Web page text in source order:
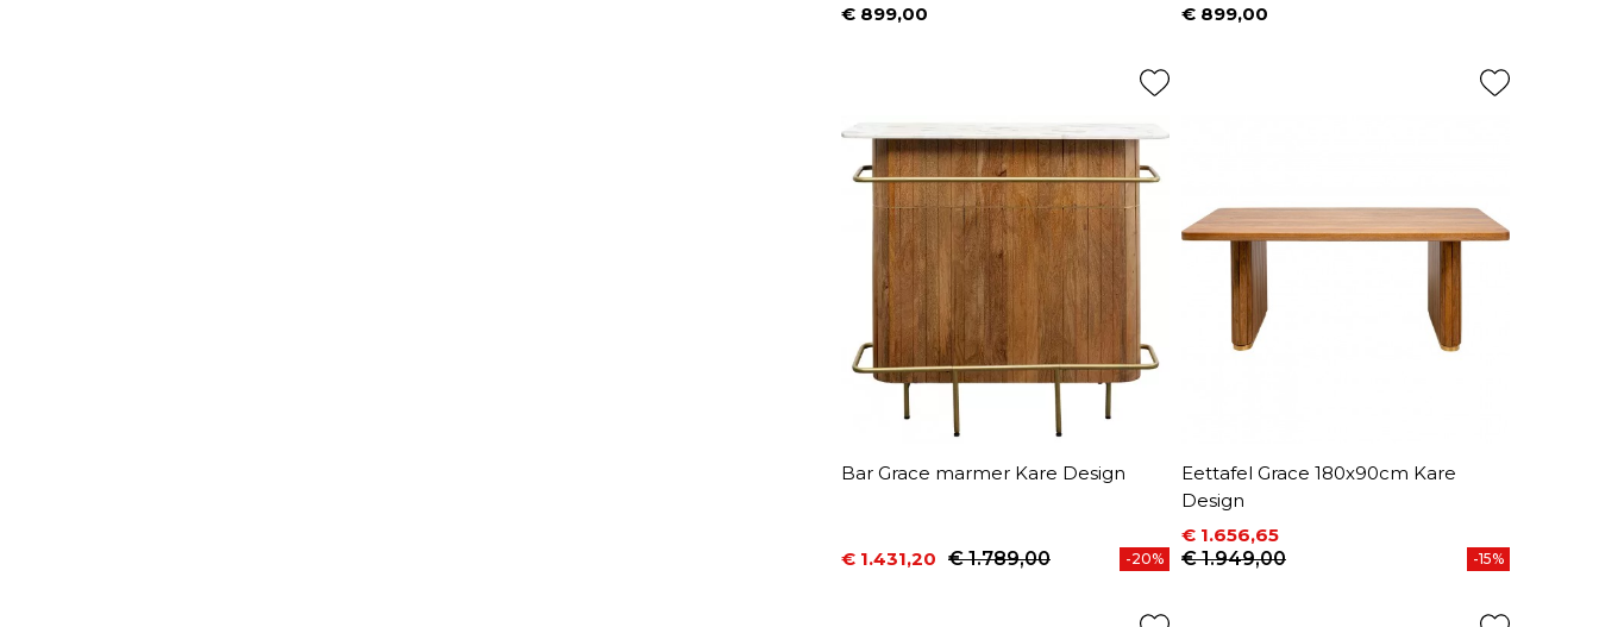
Prijs
€ 899,00
Prijs
€ 899,00
Bar Grace marmer Kare Design
Prijs
€ 1.431,20
Normale prijs€ 1.789,00 -20%
Eettafel Grace 180x90cm Kare
Design
Prijs
€ 1.656,65
Normale prijs
€ 1.949,00 -15%